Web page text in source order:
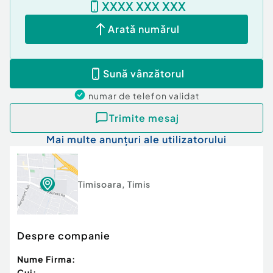
XXXX XXX XXX
Arată numărul
Sună vânzătorul
numar de telefon validat
Trimite mesaj
Mai multe anunțuri ale utilizatorului
Timisoara, Timis
Despre companie
Nume Firma: